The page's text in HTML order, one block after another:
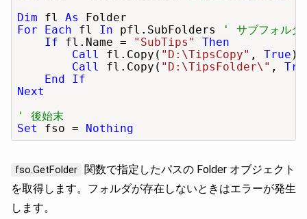
Dim fl As
For Each fl In pfl.SubFolders
' サブフォルダ
If fl.Name = "SubTips"
Then
Call
fl.Copy( "D:\TipsCopy" , True
Call
fl.Copy( "D:\TipsFolder\" ,
End If
Next
' 後始末
Set
fso = Nothing
fso.GetFolder 関数で指定したパスの Folder オブジェクト
を取得します。フォルダが存在しないときはエラーが発生
します。